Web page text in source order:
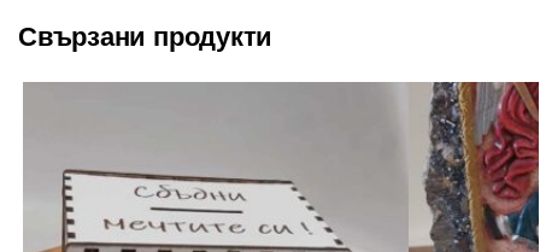
Свързани продукти